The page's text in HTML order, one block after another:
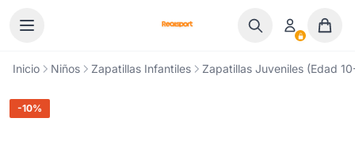
Inicio Niños Zapatillas Infantiles Zapatillas Juveniles (Edad
-10%